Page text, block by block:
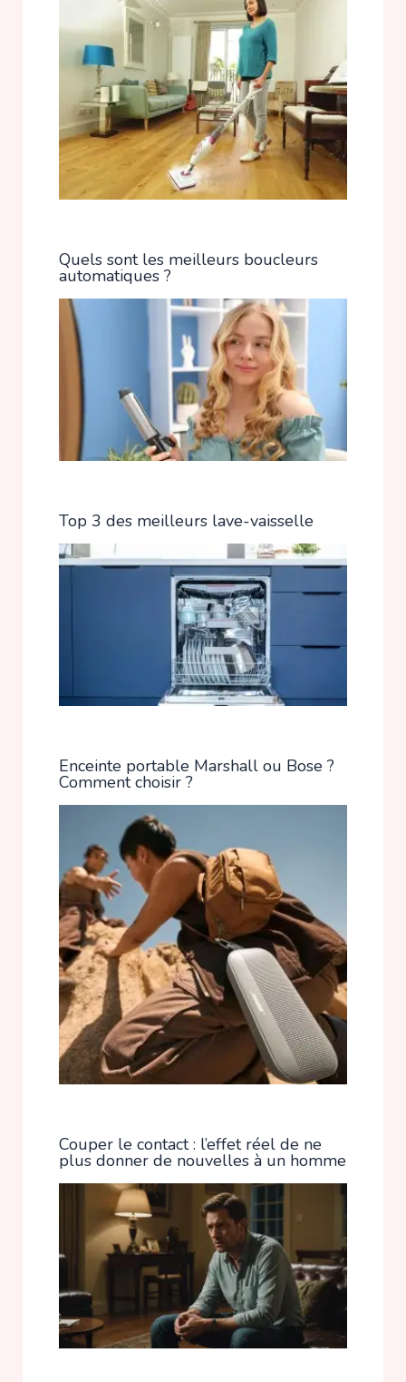
Quels sont les meilleurs boucleurs
automatiques ?
Top 3 des meilleurs lave-vaisselle
Enceinte portable Marshall ou Bose ?
Comment choisir ?
Couper le contact : l’effet réel de ne
plus donner de nouvelles à un homme